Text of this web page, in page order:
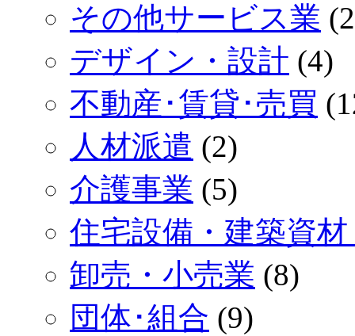
その他サービス業
デザイン・設計 (4)
不動産･賃貸･売買
人材派遣 (2)
介護事業 (5)
住宅設備・建築資
卸売・小売業 (8)
団体･組合 (9)